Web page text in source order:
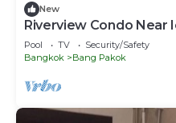
New
Riverview Condo Near
Internet
Pool TV
Security/Safety
Bangkok
Bang Pakok